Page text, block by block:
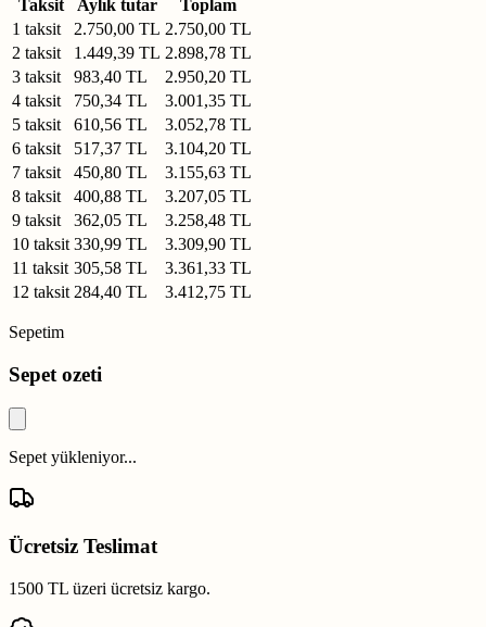
Taksit Aylık tutar
Toplam
1 taksit
2.750,00 TL 2.750,00 TL
2 taksit
1.449,39 TL 2.898,78 TL
3 taksit
983,40 TL
2.950,20 TL
4 taksit
750,34 TL
3.001,35 TL
5 taksit
610,56 TL
3.052,78 TL
6 taksit
517,37 TL
3.104,20 TL
7 taksit
450,80 TL
3.155,63 TL
8 taksit
400,88 TL
3.207,05 TL
9 taksit
362,05 TL
3.258,48 TL
10 taksit 330,99 TL
3.309,90 TL
11 taksit 305,58 TL
3.361,33 TL
12 taksit 284,40 TL 3.412,75 TL
Sepetim
Sepet ozeti
Sepet yükleniyor...
Ücretsiz Teslimat
1500 TL üzeri ücretsiz kargo.